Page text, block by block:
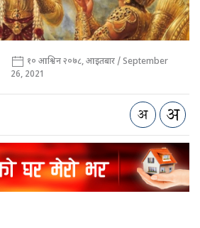
१० आश्विन २०७८, आइतबार / September
26, 2021